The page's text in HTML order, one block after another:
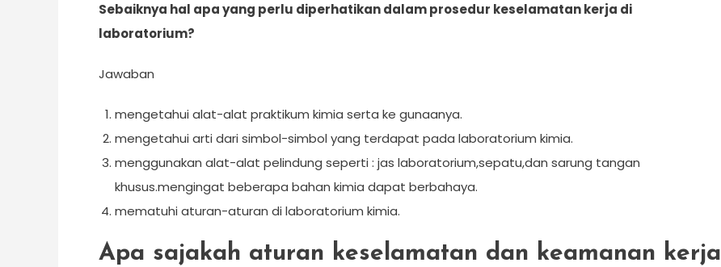
Sebaiknya hal apa yang perlu diperhatikan dalam prosedur keselamatan kerja di
laboratorium?
Jawaban
mengetahui alat-alat praktikum kimia serta ke gunaanya.
mengetahui arti dari simbol-simbol yang terdapat pada laboratorium kimia.
menggunakan alat-alat pelindung seperti : jas laboratorium,sepatu,dan sarung tangan
khusus.mengingat beberapa bahan kimia dapat berbahaya.
mematuhi aturan-aturan di laboratorium kimia.
Apa sajakah aturan keselamatan dan keamanan kerja